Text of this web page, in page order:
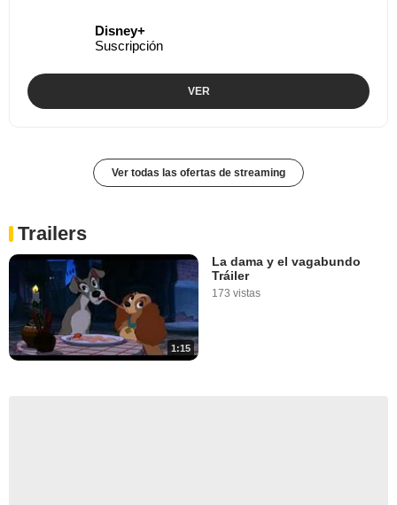
Disney+
Suscripción
VER
Ver todas las ofertas de streaming
Trailers
1:15
La dama y el vagabundo
Tráiler
173 vistas